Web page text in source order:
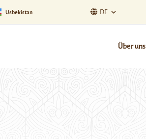
Usbekistan DE
Über uns